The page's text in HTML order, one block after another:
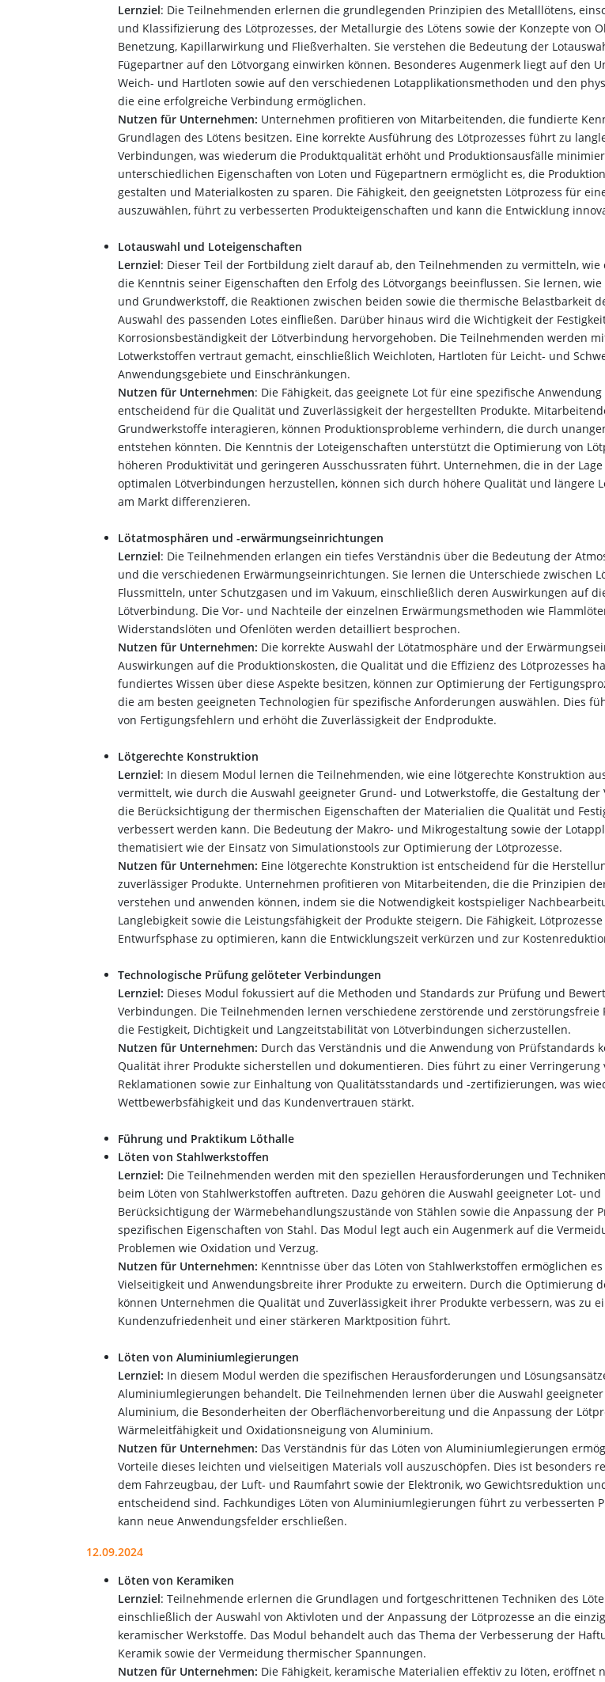
Lernziel: Die Teilnehmenden erlernen die grundlegenden Prinzipien des Metalllötens,
und Klassifizierung des Lötprozesses, der Metallurgie des Lötens sowie der Konzepte von
Benetzung, Kapillarwirkung und Fließverhalten. Sie verstehen die Bedeutung der
Fügepartner auf den Lötvorgang einwirken können. Besonderes Augenmerk liegt auf den
Weich- und Hartloten sowie auf den verschiedenen Lotapplikationsmethoden und den
die eine erfolgreiche Verbindung ermöglichen.
Nutzen für Unternehmen: Unternehmen profitieren von Mitarbeitenden, die fundierte
Grundlagen des Lötens besitzen. Eine korrekte Ausführung des Lötprozesses führt zu
Verbindungen, was wiederum die Produktqualität erhöht und Produktionsausfälle
unterschiedlichen Eigenschaften von Loten und Fügepartnern ermöglicht es, die
gestalten und Materialkosten zu sparen. Die Fähigkeit, den geeignetsten Lötprozess für
auszuwählen, führt zu verbesserten Produkteigenschaften und kann die Entwicklung
Lotauswahl und Loteigenschaften
Lernziel: Dieser Teil der Fortbildung zielt darauf ab, den Teilnehmenden zu vermitteln, wie
die Kenntnis seiner Eigenschaften den Erfolg des Lötvorgangs beeinflussen. Sie lernen,
und Grundwerkstoff, die Reaktionen zwischen beiden sowie die thermische Belastbarkeit
Auswahl des passenden Lotes einfließen. Darüber hinaus wird die Wichtigkeit der
Korrosionsbeständigkeit der Lötverbindung hervorgehoben. Die Teilnehmenden werden
Lotwerkstoffen vertraut gemacht, einschließlich Weichloten, Hartloten für Leicht- und
Anwendungsgebiete und Einschränkungen.
Nutzen für Unternehmen: Die Fähigkeit, das geeignete Lot für eine spezifische
entscheidend für die Qualität und Zuverlässigkeit der hergestellten Produkte.
Grundwerkstoffe interagieren, können Produktionsprobleme verhindern, die durch
entstehen könnten. Die Kenntnis der Loteigenschaften unterstützt die Optimierung von
höheren Produktivität und geringeren Ausschussraten führt. Unternehmen, die in der
optimalen Lötverbindungen herzustellen, können sich durch höhere Qualität und längere
am Markt differenzieren.
Lötatmosphären und -erwärmungseinrichtungen
Lernziel: Die Teilnehmenden erlangen ein tiefes Verständnis über die Bedeutung der
und die verschiedenen Erwärmungseinrichtungen. Sie lernen die Unterschiede zwischen
Flussmitteln, unter Schutzgasen und im Vakuum, einschließlich deren Auswirkungen auf
Lötverbindung. Die Vor- und Nachteile der einzelnen Erwärmungsmethoden wie
Widerstandslöten und Ofenlöten werden detailliert besprochen.
Nutzen für Unternehmen: Die korrekte Auswahl der Lötatmosphäre und der
Auswirkungen auf die Produktionskosten, die Qualität und die Effizienz des Lötprozesses
fundiertes Wissen über diese Aspekte besitzen, können zur Optimierung der
die am besten geeigneten Technologien für spezifische Anforderungen auswählen. Dies
von Fertigungsfehlern und erhöht die Zuverlässigkeit der Endprodukte.
Lötgerechte Konstruktion
Lernziel: In diesem Modul lernen die Teilnehmenden, wie eine lötgerechte Konstruktion
vermittelt, wie durch die Auswahl geeigneter Grund- und Lotwerkstoffe, die Gestaltung
die Berücksichtigung der thermischen Eigenschaften der Materialien die Qualität und
verbessert werden kann. Die Bedeutung der Makro- und Mikrogestaltung sowie der
thematisiert wie der Einsatz von Simulationstools zur Optimierung der Lötprozesse.
Nutzen für Unternehmen: Eine lötgerechte Konstruktion ist entscheidend für die
zuverlässiger Produkte. Unternehmen profitieren von Mitarbeitenden, die die Prinzipien
verstehen und anwenden können, indem sie die Notwendigkeit kostspieliger
Langlebigkeit sowie die Leistungsfähigkeit der Produkte steigern. Die Fähigkeit,
Entwurfsphase zu optimieren, kann die Entwicklungszeit verkürzen und zur
Technologische Prüfung gelöteter Verbindungen
Lernziel: Dieses Modul fokussiert auf die Methoden und Standards zur Prüfung und
Verbindungen. Die Teilnehmenden lernen verschiedene zerstörende und zerstörungsfreie
die Festigkeit, Dichtigkeit und Langzeitstabilität von Lötverbindungen sicherzustellen.
Nutzen für Unternehmen: Durch das Verständnis und die Anwendung von Prüfstandards
Qualität ihrer Produkte sicherstellen und dokumentieren. Dies führt zu einer Verringerung
Reklamationen sowie zur Einhaltung von Qualitätsstandards und -zertifizierungen, was
Wettbewerbsfähigkeit und das Kundenvertrauen stärkt.
Führung und Praktikum Löthalle
Löten von Stahlwerkstoffen
Lernziel: Die Teilnehmenden werden mit den speziellen Herausforderungen und
beim Löten von Stahlwerkstoffen auftreten. Dazu gehören die Auswahl geeigneter Lot-
Berücksichtigung der Wärmebehandlungszustände von Stählen sowie die Anpassung der
spezifischen Eigenschaften von Stahl. Das Modul legt auch ein Augenmerk auf die
Problemen wie Oxidation und Verzug.
Nutzen für Unternehmen: Kenntnisse über das Löten von Stahlwerkstoffen ermöglichen
Vielseitigkeit und Anwendungsbreite ihrer Produkte zu erweitern. Durch die Optimierung
können Unternehmen die Qualität und Zuverlässigkeit ihrer Produkte verbessern, was zu
Kundenzufriedenheit und einer stärkeren Marktposition führt.
Löten von Aluminiumlegierungen
Lernziel: In diesem Modul werden die spezifischen Herausforderungen und
Aluminiumlegierungen behandelt. Die Teilnehmenden lernen über die Auswahl
Aluminium, die Besonderheiten der Oberflächenvorbereitung und die Anpassung der
Wärmeleitfähigkeit und Oxidationsneigung von Aluminium.
Nutzen für Unternehmen: Das Verständnis für das Löten von Aluminiumlegierungen
Vorteile dieses leichten und vielseitigen Materials voll auszuschöpfen. Dies ist besonders
dem Fahrzeugbau, der Luft- und Raumfahrt sowie der Elektronik, wo Gewichtsreduktion
entscheidend sind. Fachkundiges Löten von Aluminiumlegierungen führt zu verbesserten
kann neue Anwendungsfelder erschließen.
12.09.2024
Löten von Keramiken
Lernziel: Teilnehmende erlernen die Grundlagen und fortgeschrittenen Techniken des
einschließlich der Auswahl von Aktivloten und der Anpassung der Lötprozesse an die
keramischer Werkstoffe. Das Modul behandelt auch das Thema der Verbesserung der
Keramik sowie der Vermeidung thermischer Spannungen.
Nutzen für Unternehmen: Die Fähigkeit, keramische Materialien effektiv zu löten, eröffnet